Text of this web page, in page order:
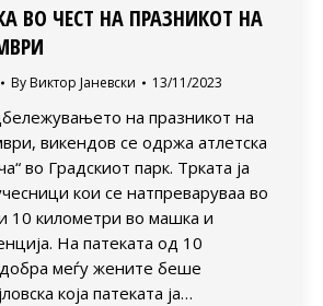
ВО ЧЕСТ НА ПРАЗНИКОТ НА
By Виктор Јаневски 13/11/2023
на празникот на
викендов се одржа атлетска
во Градскиот парк. Трката ја
кои се натпреваруваа во
10 километри во машка и
На патеката од 10
меѓу жените беше
која патеката ја…